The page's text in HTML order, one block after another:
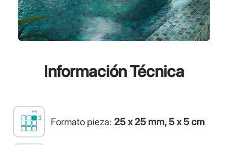
InformaciónTécnica
Formato pieza: 25 x 25 mm, 5 x 5 cm